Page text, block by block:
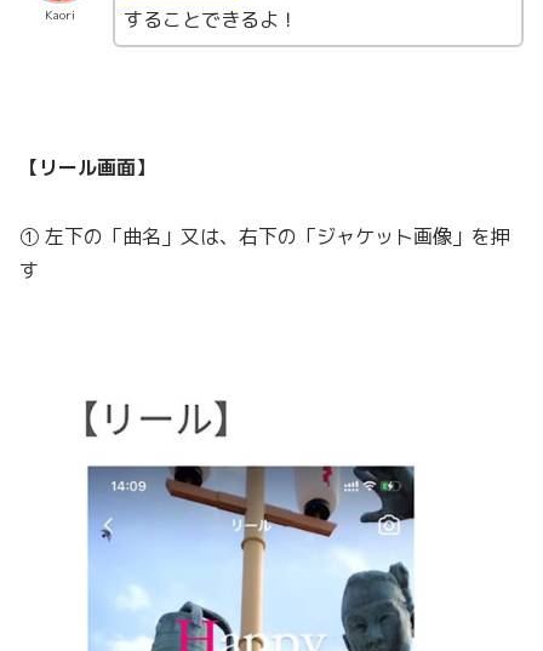
Kaori
することできるよ！
【リール画面】
① 左下の「曲名」又は、右下の「ジャケット画像」を押
す